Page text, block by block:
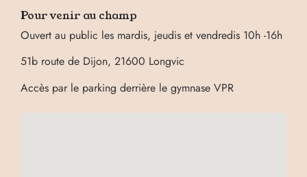
Pour venir au champ
Ouvert au public les mardis, jeudis et vendredis 10h -16h
51b route de Dijon, 21600 Longvic
Accès par le parking derrière le gymnase VPR